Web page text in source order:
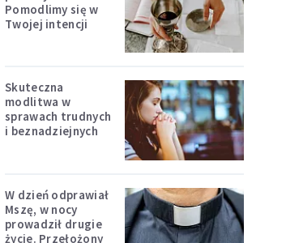
Pomodlimy się w
Twojej intencji
Skuteczna
modlitwa w
sprawach trudnych
i beznadziejnych
W dzień odprawiał
Mszę, w nocy
prowadził drugie
życie. Przełożony